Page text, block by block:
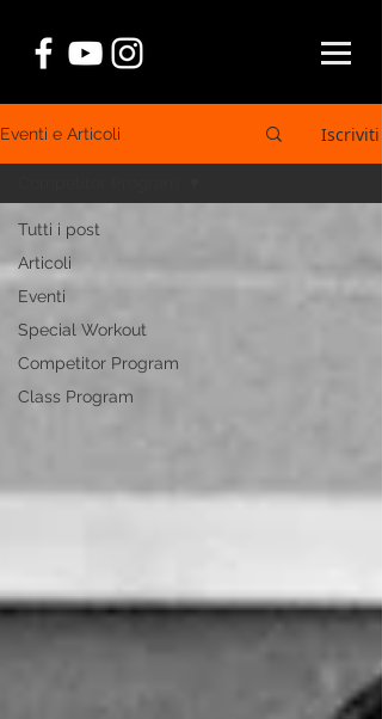
Eventi e Articoli Iscriviti
Tutti i post
Articoli
Eventi
Special Workout
Competitor Program
Class Program